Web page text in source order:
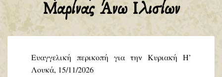
Μαρίνας Άνω Ιλισίων
Ευαγγελική περικοπή για την Κυριακή Η’
Λουκά, 15/11/2026